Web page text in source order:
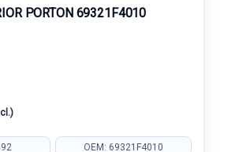
PORTON 69321F4010
OEM: 69321F4010